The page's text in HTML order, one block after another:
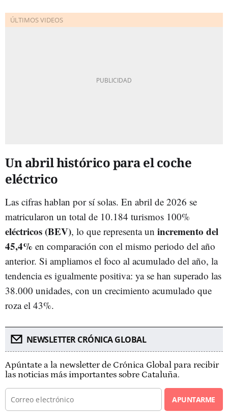
Un abril histórico para el coche
eléctrico
Las cifras hablan por sí solas. En abril de 2026 se
matricularon un total de 10.184 turismos 100%
eléctricos (BEV), lo que representa un incremento del
45,4% en comparación con el mismo periodo del año
anterior. Si ampliamos el foco al acumulado del año, la
tendencia es igualmente positiva: ya se han superado las
38.000 unidades, con un crecimiento acumulado que
roza el 43%.
NEWSLETTER CRÓNICA GLOBAL
Apúntate a la newsletter de Crónica Global para recibir
las noticias más importantes sobre Cataluña.
APUNTARME